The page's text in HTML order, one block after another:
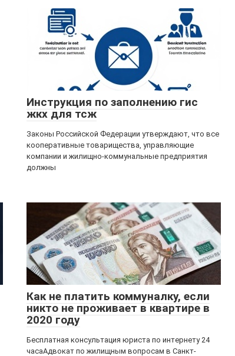
Инструкция по заполнению гис
жкх для тсж
Законы Российской Федерации утверждают, что все
кооперативные товарищества, управляющие
компании и жилищно-коммунальные предприятия
должны
Как не платить коммуналку, если
никто не проживает в квартире в
2020 году
Бесплатная консультация юриста по интернету 24
часаАдвокат по жилищным вопросам в Санкт-